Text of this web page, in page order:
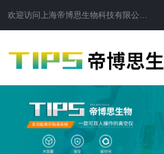
欢迎访问 上海帝博思生物科技有限公司